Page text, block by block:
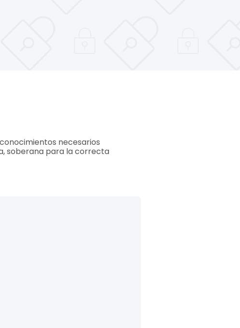
conocimientos necesarios
soberana para la correcta